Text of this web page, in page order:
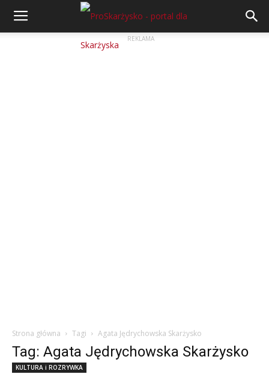
REKLAMA
Strona główna Tagi Agata Jędrychowska Skarżysko
Tag: Agata Jędrychowska Skarżysko
KULTURA i ROZRYWKA